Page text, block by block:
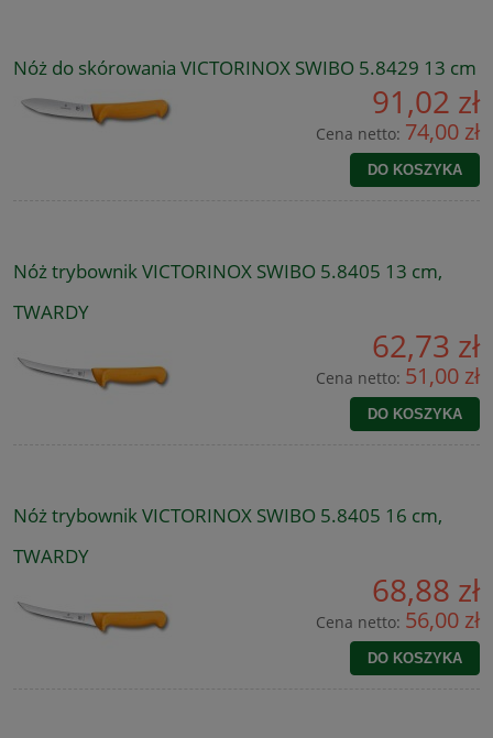
Nóż do skórowania VICTORINOX SWIBO 5.8429 13 cm
91,02 zł
Cena netto: 74,00 zł
DO KOSZYKA
Nóż trybownik VICTORINOX SWIBO 5.8405 13 cm,
TWARDY
62,73 zł
Cena netto: 51,00 zł
DO KOSZYKA
Nóż trybownik VICTORINOX SWIBO 5.8405 16 cm,
TWARDY
68,88 zł
Cena netto: 56,00 zł
DO KOSZYKA